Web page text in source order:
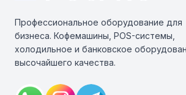
Профессиональное оборудование для
бизнеса. Кофемашины, POS-системы,
холодильное и банковское
высочайшего качества.